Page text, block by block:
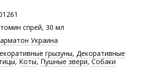
спрей, 30 мл
Украина
грызуны, Декоративные
,Коты,Пушные звери,Собаки